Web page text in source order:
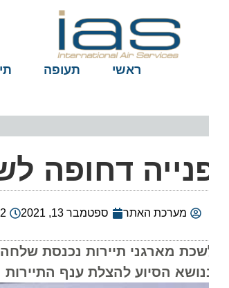
ראשי תעופה
דחופה
מערכת האתר ספטמבר 13, 2021 5:32 am
מארגני תיירות נכנסת שלחה
הסיוע להצלת ענף התיירות